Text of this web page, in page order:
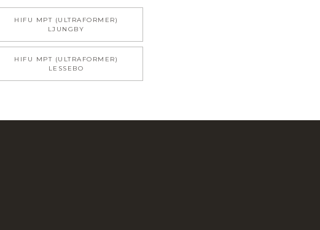
HIFU MPT (ULTRAFORMER)
LJUNGBY
HIFU MPT (ULTRAFORMER)
LESSEBO